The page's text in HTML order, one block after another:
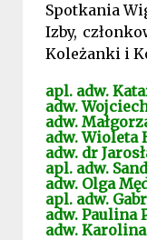
Spotkania
Izby,
Koleżanki i
apl. adw.
adw.
adw.
adw. Wioleta
adw. dr
apl. adw.
adw. Olga
apl. adw.
adw. Paulina
adw.